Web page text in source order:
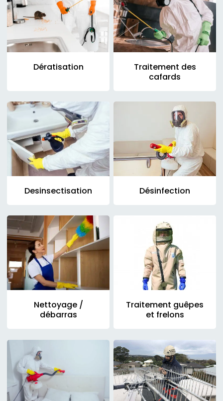
Dératisation
Traitement des
cafards
Desinsectisation Désinfection
Nettoyage /
débarras
Traitement guêpes
et frelons